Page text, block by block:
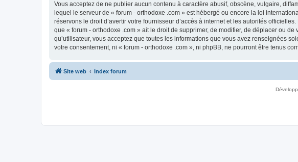
Vous acceptez de ne publier aucun contenu à caractère abusif, obscène, vulgaire,
lequel le serveur de « forum - orthodoxe .com » est hébergé ou encore la loi
réservons le droit d’avertir votre fournisseur d’accès à internet et les autorités
que « forum - orthodoxe .com » ait le droit de supprimer, de modifier, de déplacer ou
qu’utilisateur, vous acceptez que toutes les informations que vous avez renseignées
votre consentement, ni « forum - orthodoxe .com », ni phpBB, ne pourront être tenus
Site web Index forum